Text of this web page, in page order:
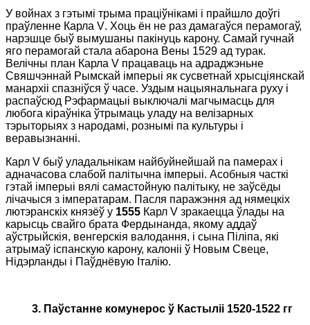
У войнах з гэтымі трыма праціўнікамі і прайшло доўгі
праўленне Карла V. Хоць ён не раз дамагаўся перамогаў,
нарэшце быў вымушаны пакінуць карону. Самай гучнай
яго перамогай стала абарона Вены 1529 ад турак.
Велічны план Карла V працаваць на адраджэньне
Свяшчэннай Рымскай імперыі як сусветнай хрысціянскай
манархіі спазніўся ў часе. Уздым нацыянальнага руху і
распаўсюд Рэфармацыі выключалі магчымасць для
любога кіраўніка ўтрымаць уладу на велізарных
тэрыторыях з народамі, рознымі па культуры і
веравызнанні.
Карл V быў уладальнікам найбуйнейшай па памерах і
адначасова слабой палітычна імперыі. Асобныя часткі
гэтай імперыі вялі самастойную палітыку, не заўсёды
лічачыся з імператарам. Пасля паражэння ад нямецкіх
лютэранскіх князёў у 1555 Карл V зракаецца ўлады на
карысць свайго брата Фердынанда, якому аддаў
аўстрыйскія, венгерскія валодання, і сына Піліпа, які
атрымаў іспанскую карону, калоніі ў Новым Свеце,
Нідэрланды і Паўднёвую Італію.
3. Паўстанне комунерос ў Кастыліі 1520-1522 гг